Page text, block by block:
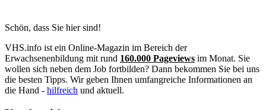
Schön, dass Sie hier sind!
VHS.info ist ein Online-Magazin im Bereich der
Erwachsenenbildung mit rund 160.000 Pageviews im Monat. Sie
wollen sich neben dem Job fortbilden? Dann bekommen Sie bei uns
die besten Tipps. Wir geben Ihnen umfangreiche Informationen an
die Hand - hilfreich und aktuell.